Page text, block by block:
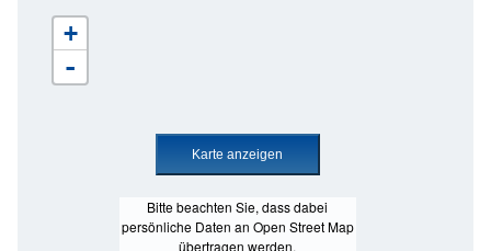
Bitte beachten Sie, dass dabei
persönliche Daten an Open Street Map
übertragen werden.
+
-